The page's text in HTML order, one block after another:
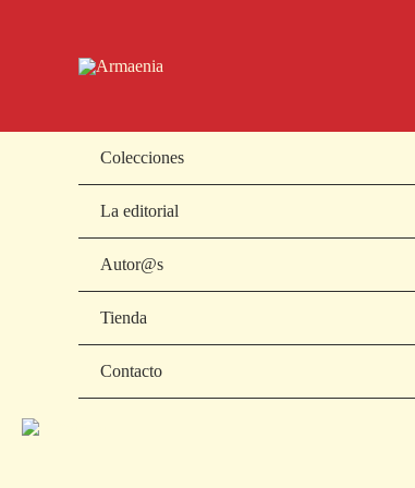
Colecciones
La editorial
Autor@s
Tienda
Contacto